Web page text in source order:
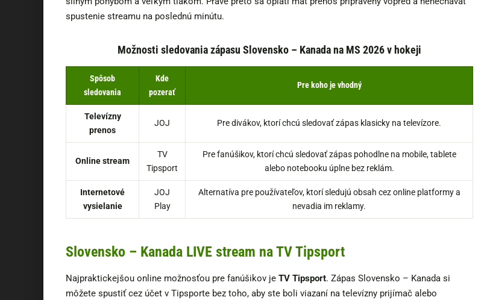
spustenie streamu na poslednú minútu.
Možnosti sledovania zápasu Slovensko – Kanada na MS 2026 v hokeji
Spôsob
sledovania
Kde
pozerať
Pre koho je vhodný
Televízny
prenos
JOJ Pre divákov, ktorí chcú sledovať zápas klasicky na televízore.
Online stream
TV
Tipsport
Pre fanúšikov, ktorí chcú sledovať zápas pohodlne na mobile, tablete
alebo notebooku úplne bez reklám.
Internetové
vysielanie
JOJ
Play
Alternatíva pre používateľov, ktorí sledujú obsah cez online platformy a
nevadia im reklamy.
Slovensko – Kanada LIVE stream na TV Tipsport
Najpraktickejšou online možnosťou pre fanúšikov je TV Tipsport. Zápas Slovensko – Kanada si
môžete spustiť cez účet v Tipsporte bez toho, aby ste boli viazaní na televízny prijímač alebo